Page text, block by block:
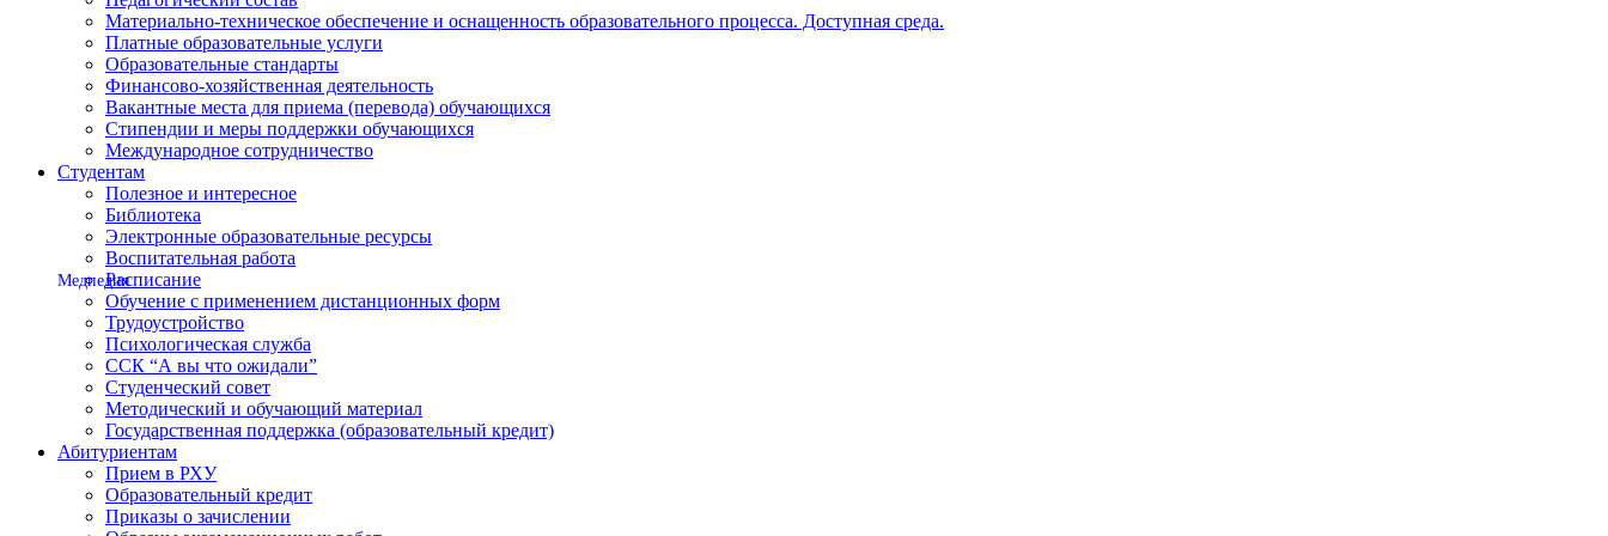
Материально-техническое обеспечение и оснащенность образовательного процесса. Доступная среда.
Платные образовательные услуги
Образовательные стандарты
Финансово-хозяйственная деятельность
Вакантные места для приема (перевода) обучающихся
Стипендии и меры поддержки обучающихся
Международное сотрудничество
Студентам
Полезное и интересное
Библиотека
Электронные образовательные ресурсы
Воспитательная работа
Расписание
Обучение с применением дистанционных форм
Трудоустройство
Психологическая служба
ССК “А вы что ожидали”
Студенческий совет
Методический и обучающий материал
Государственная поддержка (образовательный кредит)
Абитуриентам
Прием в РХУ
Образовательный кредит
Приказы о зачислении
Медпедия